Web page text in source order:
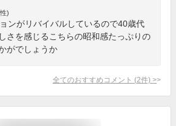
)
ンがリバイバルしているので40歳代
さを感じるこちらの昭和感たっぷりの
がでしょうか
全てのおすすめコメント (2件) >